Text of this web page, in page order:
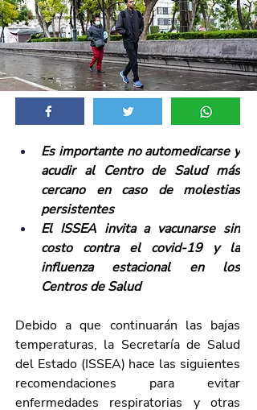
Es importante no automedicarse y
acudir al Centro de Salud más
cercano en caso de molestias
persistentes
El ISSEA invita a vacunarse sin
costo contra el covid-19 y la
influenza estacional en los
Centros de Salud
Debido a que continuarán las bajas
temperaturas, la Secretaría de Salud
del Estado (ISSEA) hace las siguientes
recomendaciones para evitar
enfermedades respiratorias y otras